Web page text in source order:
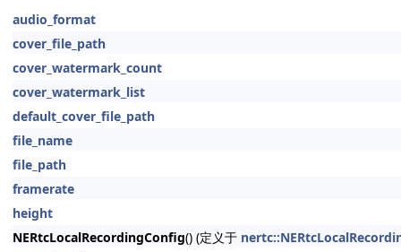
audio_format
cover_file_path
cover_watermark_count
cover_watermark_list
default_cover_file_path
file_name
file_path
framerate
height
NERtcLocalRecordingConfig() (定义于